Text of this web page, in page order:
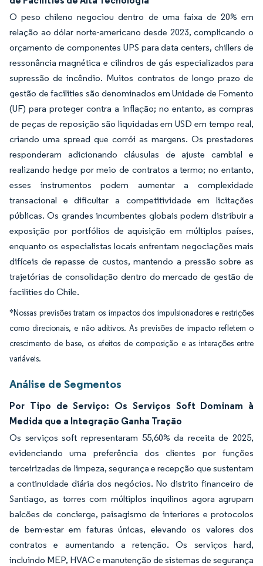
O peso chileno negociou dentro de uma faixa de 20% em
relação ao dólar norte-americano desde 2023, complicando o
orçamento de componentes UPS para data centers, chillers de
ressonância magnética e cilindros de gás especializados para
supressão de incêndio. Muitos contratos de longo prazo de
gestão de facilities são denominados em Unidade de Fomento
(UF) para proteger contra a inflação; no entanto, as compras
de peças de reposição são liquidadas em USD em tempo real,
criando uma spread que corrói as margens. Os prestadores
responderam adicionando cláusulas de ajuste cambial e
realizando hedge por meio de contratos a termo; no entanto,
esses instrumentos podem aumentar a complexidade
transacional e dificultar a competitividade em licitações
públicas. Os grandes incumbentes globais podem distribuir a
exposição por portfólios de aquisição em múltiplos países,
enquanto os especialistas locais enfrentam negociações mais
difíceis de repasse de custos, mantendo a pressão sobre as
trajetórias de consolidação dentro do mercado de gestão de
facilities do Chile.
*Nossas previsões tratam os impactos dos impulsionadores e restrições
como direcionais, e não aditivos. As previsões de impacto refletem o
crescimento de base, os efeitos de composição e as interações entre
variáveis.
Análise de Segmentos
Por Tipo de Serviço: Os Serviços Soft Dominam à
Medida que a Integração Ganha Tração
Os serviços soft representaram 55,60% da receita de 2025,
evidenciando uma preferência dos clientes por funções
terceirizadas de limpeza, segurança e recepção que sustentam
a continuidade diária dos negócios. No distrito financeiro de
Santiago, as torres com múltiplos inquilinos agora agrupam
balcões de concierge, paisagismo de interiores e protocolos
de bem-estar em faturas únicas, elevando os valores dos
contratos e aumentando a retenção. Os serviços hard,
incluindo MEP, HVAC e manutenção de sistemas de segurança